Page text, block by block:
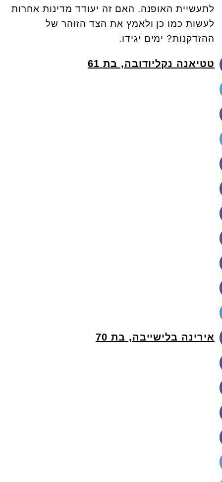
לתעשיית האופנה. האם זה יעודד מדינות אחרות
לעשות כמו כן ולאמץ את הצד הזוהר של
ההזדקנות? ימים יגידו.
טטיאנה נקליודובה, בת 61
אירינה בלישייבה, בת 70